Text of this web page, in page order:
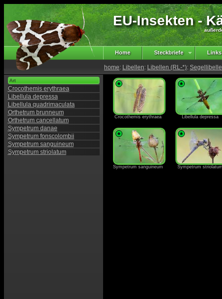
EU-Insekten -
Home Steckbriefe Links
home: Libellen: Libellen (RL-*):
Art
Crocothemis erythraea
Libellula depressa
Libellula quadrimaculata
Orthetrum brunneum
Orthetrum cancellatum
Sympetrum danae
Sympetrum fonscolombii
Sympetrum sanguineum
Sympetrum striolatum
*
Crocothemis erythraea
*
Libellula depressa
*
Sympetrum sanguineum
*
Sympetrum